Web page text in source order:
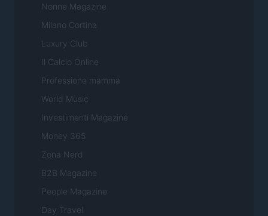
Nonne Magazine
Milano Cortina
Luxury Club
Il Calcio Online
Professione mamma
World Music
Investimenti Magazine
Money 365
Zona Nerd
B2B Magazine
People Magazine
Day Travel